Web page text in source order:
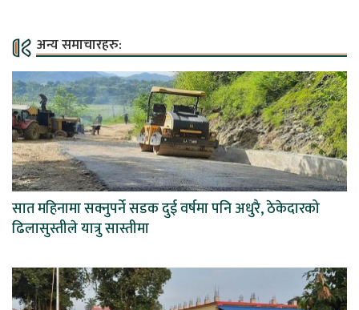
अन्य समाचारहरु:
सात महिनामा सक्नुपर्ने सडक दुई वर्षमा पनि अधुरै, ठेकेदारको
ढिलासुस्तीले यात्रु सास्तीमा